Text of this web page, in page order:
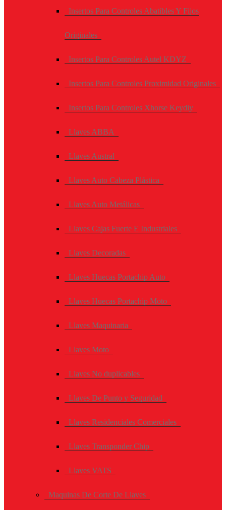
Insertos Para Controles Abatibles Y Fijos
Originales
Insertos Para Controles Autel KDYZ
Insertos Para Controles Proximidad Originales
Insertos Para Controles Xhorse Keydiy
Llaves ABBA
Llaves Austral
Llaves Auto Cabeza Plástica
Llaves Auto Metálicas
Llaves Cajas Fuerte E Industriales
Llaves Decoradas
Llaves Huecas Portachip Auto
Llaves Huecas Portachip Moto
Llaves Maquinaria
Llaves Moto
Llaves No duplicables
Llaves De Punto y Seguridad
Llaves Residenciales Comerciales
Llaves Transponder Chip
Llaves VATS
Maquinas De Corte De Llaves